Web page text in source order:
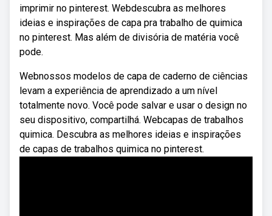
imprimir no pinterest. Webdescubra as melhores
ideias e inspirações de capa pra trabalho de quimica
no pinterest. Mas além de divisória de matéria você
pode.
Webnossos modelos de capa de caderno de ciências
levam a experiência de aprendizado a um nível
totalmente novo. Você pode salvar e usar o design no
seu dispositivo, compartilhá. Webcapas de trabalhos
quimica. Descubra as melhores ideias e inspirações
de capas de trabalhos quimica no pinterest.